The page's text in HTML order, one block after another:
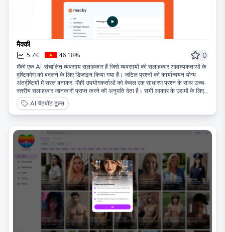
मैक्की
5.7K 46.18% 0
मॅकी एक AI-संचालित व्यवसाय सलाहकार है जिसे व्यवसायों की सलाहकार आवश्यकताओं के
दृष्टिकोण को बदलने के लिए डिज़ाइन किया गया है। जटिल प्रश्नों को कार्यान्वयन योग्य
अंतर्दृष्टियों में सरल बनाकर, मॅकी उपयोगकर्ताओं को केवल एक साधारण प्रश्न के साथ उच्च-
स्तरीय सलाहकार जानकारी प्राप्त करने की अनुमति देता है। सभी आकार के उद्यमों के लिए
उपयुक्त, मॅकी विभिन्न पैकेज प्रदान करता है ताकि हर व्यवसाय इसके सेवाओं का लाभ उठा
सके। काइनेटिक कंसल्टिंग की विशेषज्ञता से समर्थित, मॅकी AI नवाचार को पारंपरिक
सलाहकार ज्ञान के साथ जोड़ता है, सभी सलाहकार आवश्यकताओं के लिए संतुलित और
AI चैटबॉट टूल्स